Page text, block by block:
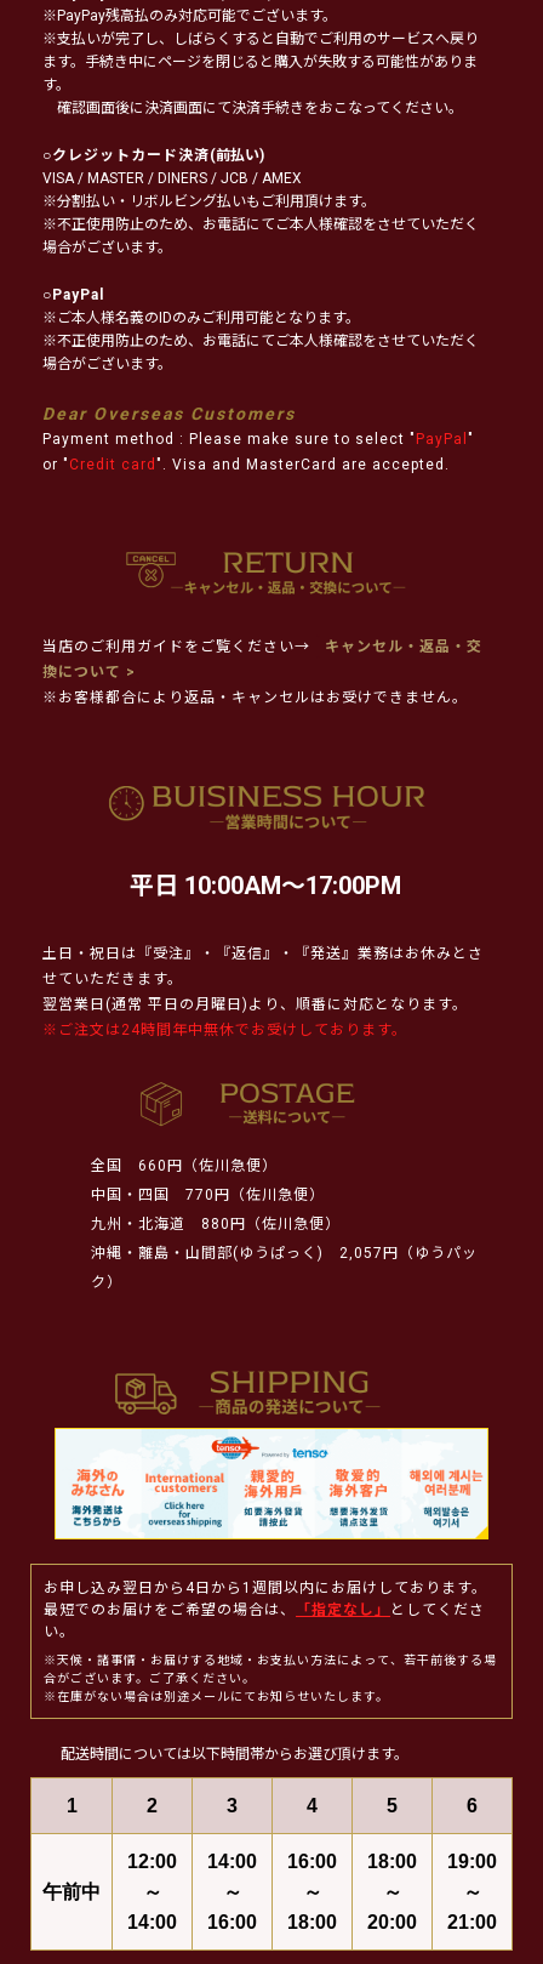
※PayPay残高払のみ対応可能でございます。
※支払いが完了し、しばらくすると自動でご利用のサービスへ戻り
ます。手続き中にページを閉じると購入が失敗する可能性がありま
す。
確認画面後に決済画面にて決済手続きをおこなってください。
○クレジットカード決済(前払い)
VISA / MASTER / DINERS / JCB / AMEX
※分割払い・リボルビング払いもご利用頂けます。
※不正使用防止のため、お電話にてご本人様確認をさせていただく
場合がございます。
○PayPal
※ご本人様名義のIDのみご利用可能となります。
※不正使用防止のため、お電話にてご本人様確認をさせていただく
場合がございます。
Dear Overseas Customers
Payment method : Please make sure to select " PayPal "
or " Credit card ". Visa and MasterCard are accepted.
当店のご利用ガイドをご覧ください→
キャンセル・返品・交
換について >
※お客様都合により返品・キャンセルはお受けできません。
平日 10:00AM～17:00PM
土日・祝日は『受注』・『返信』・『発送』業務はお休みとさ
せていただきます。
翌営業日(通常 平日の月曜日)より、順番に対応となります。
※ご注文は24時間年中無休でお受けしております。
全国
660円（佐川急便）
中国・四国
770円（佐川急便）
九州・北海道
880円（佐川急便）
沖縄・離島・山間部(ゆうぱっく)
2,057円（ゆうパッ
ク）
お申し込み翌日から4日から1週間以内にお届けしております。
最短でのお届けをご希望の場合は、
「指定なし」
としてくださ
い。
※天候・諸事情・お届けする地域・お支払い方法によって、若干前後する場
合がございます。ご了承ください。
※在庫がない場合は別途メールにてお知らせいたします。
配送時間については以下時間帯からお選び頂けます。
1 2 3 4 5 6
午前中
12:00
～
14:00
14:00
～
16:00
16:00
～
18:00
18:00
～
20:00
19:00
～
21:00